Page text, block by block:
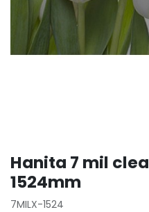
Hanita 7 mil
1524mm
7MILX-1524